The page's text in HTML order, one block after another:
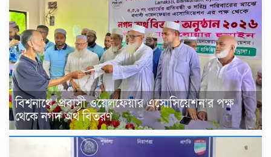
বিশ্বনাথে ‘প্রবাসী ওয়েলফেয়ার এসোসিয়েশন’র পক্ষ
থেকে নগদ অর্থ বিতরণ